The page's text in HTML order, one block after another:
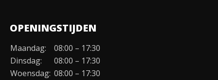
Organisatie
Duurzaamheid
Werken bij
OPENINGSTIJDEN
Maandag:
08:00 – 17:30
Dinsdag:
08:00 – 17:30
Woensdag: 08:00 – 17:30